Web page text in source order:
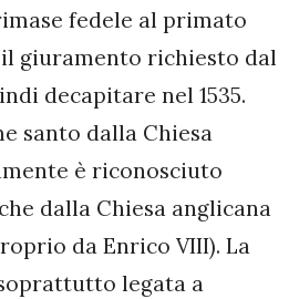
fedele al primato
giuramento richiesto dal
decapitare nel 1535.
santo dalla Chiesa
è riconosciuto
dalla Chiesa anglicana
da Enrico VIII). La
legata a